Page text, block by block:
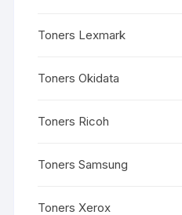
Toners Lexmark
Toners Okidata
Toners Ricoh
Toners Samsung
Toners Xerox